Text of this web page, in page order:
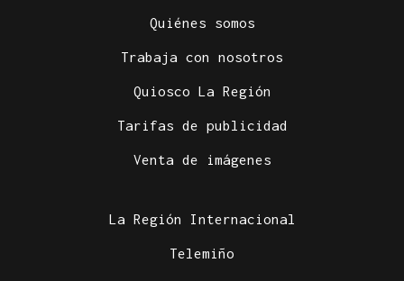
Quiénes somos
Trabaja con nosotros
Quiosco La Región
Tarifas de publicidad
Venta de imágenes
La Región Internacional
Telemiño